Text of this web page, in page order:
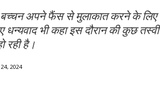
बच्चन अपने फैंस से मुलाकात करने के
धन्यवाद भी कहा इस दौरान की कुछ
रही है।
2024